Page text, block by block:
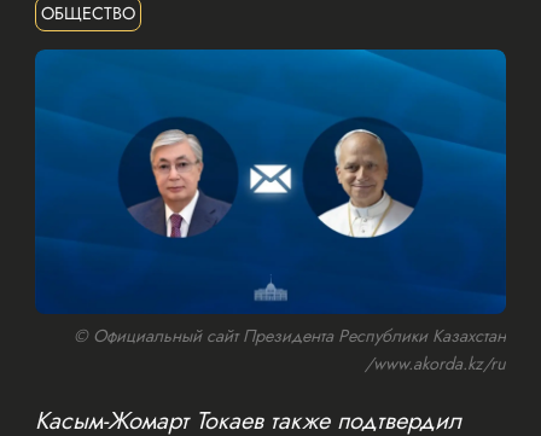
ОБЩЕСТВО
© Официальный сайт Президента Республики Казахстан
/www.akorda.kz/ru
Касым-Жомарт Токаев также подтвердил